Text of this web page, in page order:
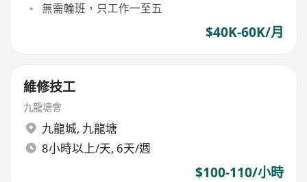
無需輪班，只工作一至五
$40K-60K/月
維修技工
九龍塘會
九龍城, 九龍塘
8小時以上/天, 6天/週
$100-110/小時